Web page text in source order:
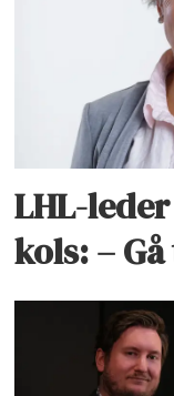
LHL-
kols: –